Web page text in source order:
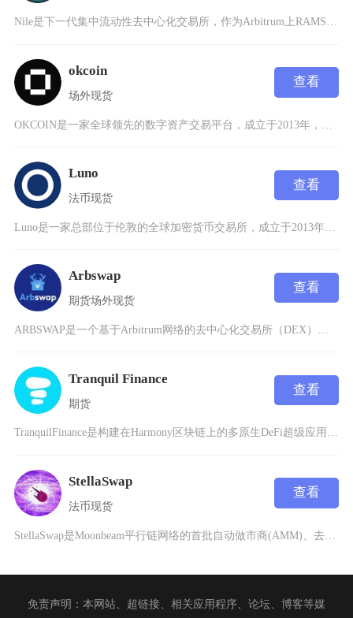
Nile是下一代集中流动性去中心化交易所，作为Arbitrum上RAMSES的姊妹分叉，继
okcoin
场外现货
查看
Luno
法币现货
查看
Luno是一家总部位于伦敦的全球加密货币交易所，成立于2013年，专注于为个人和企业提供安
Arbswap
期货场外现货
查看
Tranquil Finance
期货
查看
TranquilFinance是构建在Harmony区块链上的多原生DeFi超级应用程序，
StellaSwap
法币现货
查看
StellaSwap是Moonbeam平行链网络的首批自动做市商(AMM)、去中心化交易所
免责声明：本网站、超链接、相关应用程序、论坛、博客等媒